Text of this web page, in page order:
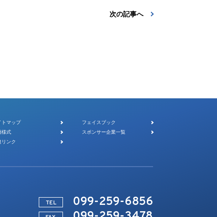
次の記事へ
トマップ
様式
リンク
フェイスブック
スポンサー企業一覧
TEL 099-259-6856